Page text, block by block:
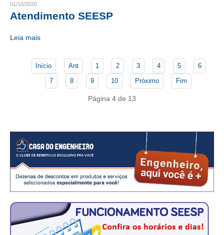
BENEFÍCIOS
APOSENTADORIA
CONVÊNIOS
PLANO DE SAÚDE
CAMPANHAS SALARIAIS
PALAVRA DO MURILO
CONTEÚDO ESPECIAL
01/10/2020
Atendimento SEESP
Leia mais
Início Ant 1 2 3 4 5
6
7
8 9 10 Próximo Fim
Página 4 de 13